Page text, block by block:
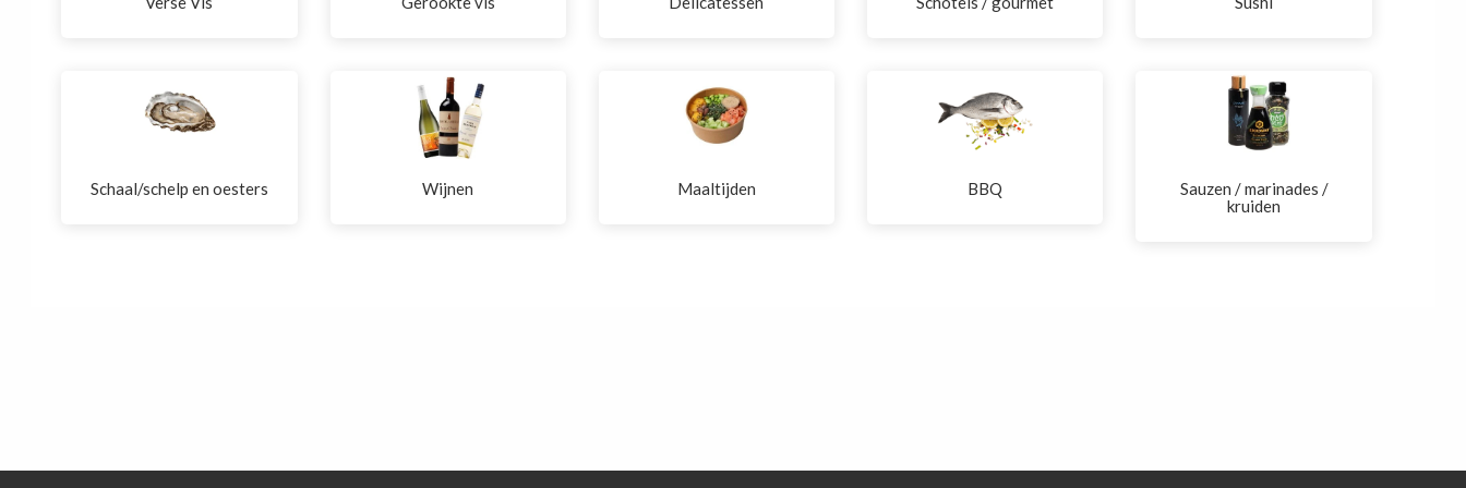
Schaal/schelp en oesters Wijnen Maaltijden BBQ
Sauzen / marinades /
kruiden